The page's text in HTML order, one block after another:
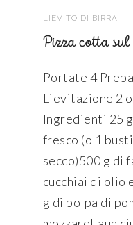
LIEVITO DI BIRRA
Pizza cotta sul
Portate 4
Lievitazione 2
Ingredienti 25
fresco (o 1
secco)500 g di
cucchiai di olio
g di polpa di